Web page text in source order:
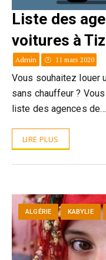
Liste des
voitures à
Admin 11 mars 2020
Vous souhaitez louer
sans chauffeur ?
liste des agences de…
LIRE PLUS
ALGÉRIE KABYLIE